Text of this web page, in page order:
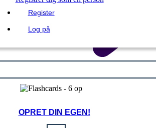
Register
Log på
OPRET DIN EGEN!